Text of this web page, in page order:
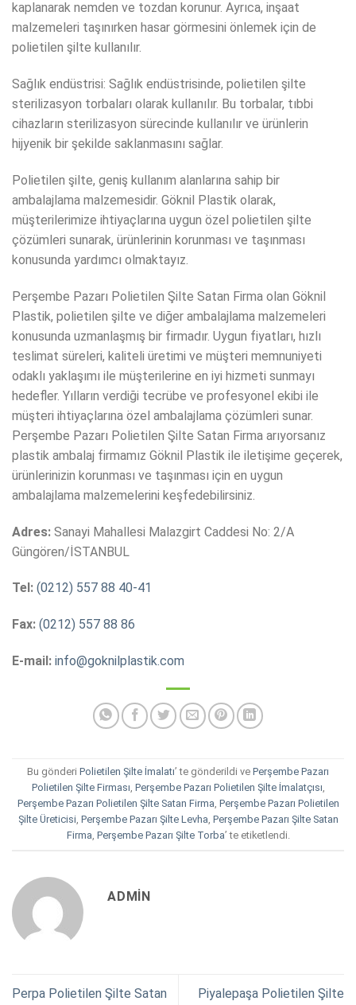
kaplanarak nemden ve tozdan korunur. Ayrıca, inşaat
malzemeleri taşınırken hasar görmesini önlemek için de
polietilen şilte kullanılır.
Sağlık endüstrisi: Sağlık endüstrisinde, polietilen şilte
sterilizasyon torbaları olarak kullanılır. Bu torbalar, tıbbi
cihazların sterilizasyon sürecinde kullanılır ve ürünlerin
hijyenik bir şekilde saklanmasını sağlar.
Polietilen şilte, geniş kullanım alanlarına sahip bir
ambalajlama malzemesidir. Göknil Plastik olarak,
müşterilerimize ihtiyaçlarına uygun özel polietilen şilte
çözümleri sunarak, ürünlerinin korunması ve taşınması
konusunda yardımcı olmaktayız.
Perşembe Pazarı Polietilen Şilte Satan Firma olan Göknil
Plastik, polietilen şilte ve diğer ambalajlama malzemeleri
konusunda uzmanlaşmış bir firmadır. Uygun fiyatları, hızlı
teslimat süreleri, kaliteli üretimi ve müşteri memnuniyeti
odaklı yaklaşımı ile müşterilerine en iyi hizmeti sunmayı
hedefler. Yılların verdiği tecrübe ve profesyonel ekibi ile
müşteri ihtiyaçlarına özel ambalajlama çözümleri sunar.
Perşembe Pazarı Polietilen Şilte Satan Firma arıyorsanız
plastik ambalaj firmamız Göknil Plastik ile iletişime geçerek,
ürünlerinizin korunması ve taşınması için en uygun
ambalajlama malzemelerini keşfedebilirsiniz.
Adres: Sanayi Mahallesi Malazgirt Caddesi No: 2/A
Güngören/İSTANBUL
Tel: (0212) 557 88 40-41
Fax: (0212) 557 88 86
E-mail: info@goknilplastik.com
Bu gönderi Polietilen Şilte İmalatı’ te gönderildi ve Perşembe Pazarı
Polietilen Şilte Firması, Perşembe Pazarı Polietilen Şilte İmalatçısı,
Perşembe Pazarı Polietilen Şilte Satan Firma, Perşembe Pazarı Polietilen
Şilte Üreticisi, Perşembe Pazarı Şilte Levha, Perşembe Pazarı Şilte Satan
Firma, Perşembe Pazarı Şilte Torba’ te etiketlendi.
ADMIN
Perpa Polietilen Şilte Satan
Piyalepaşa Polietilen Şilte